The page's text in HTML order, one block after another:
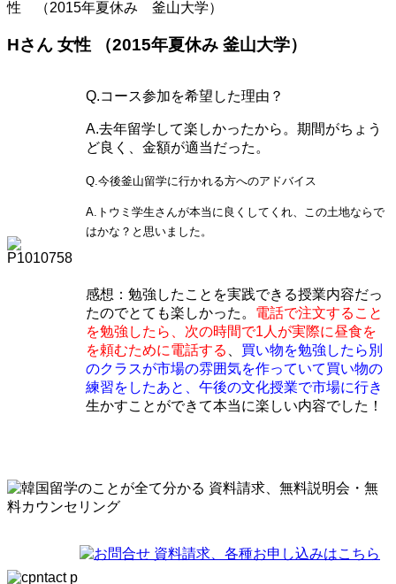
性 （2015年夏休み 釜山大学）
Hさん 女性 （2015年夏休み 釜山大学）
Q.コース参加を希望した理由？
A.去年留学して楽しかったから。期間がちょう
ど良く、金額が適当だった。
Q.今後釜山留学に行かれる方へのアドバイス
A.トウミ学生さんが本当に良くしてくれ、この土地ならで
はかな？と思いました。
感想：勉強したことを実践できる授業内容だっ
たのでとても楽しかった。 電話で注文すること
を勉強したら、次の時間で1人が実際に昼食を
を頼むために電話する
買い物を勉強したら別
のクラスが市場の雰囲気を作っていて買い物の
練習をしたあと、午後の文化授業で市場に行き
生かすことができて本当に楽しい内容でした！